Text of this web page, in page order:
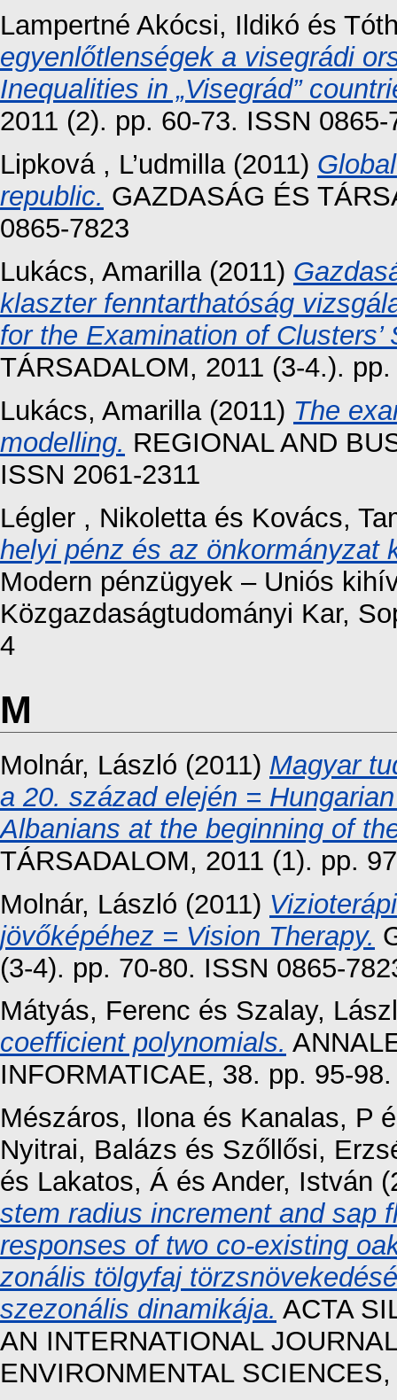
Lampertné Akócsi, Ildikó és
egyenlőtlenségek a visegrádi
Inequalities in „Visegrád”
2011 (2). pp. 60-73. ISSN 0865-
Lipková , L’udmilla(2011)
republic. GAZDASÁG ÉS
0865-7823
Lukács, Amarilla(2011)
klaszter fenntarthatóság
for the Examination of Clusters’
TÁRSADALOM, 2011 (3-4.).
Lukács, Amarilla(2011) The
modelling. REGIONAL AND
ISSN 2061-2311
Légler , Nikolettaés Kovács,
helyi pénz és az önkormányzat
Modern pénzügyek – Uniós
Közgazdaságtudományi Kar,
4
M
Molnár, László (2011) Magyar
a 20. század elején =
Albanians at the beginning of
TÁRSADALOM, 2011 (1). pp.
Molnár, László (2011)
jövőképéhez = Vision Therapy.
(3-4). pp. 70-80. ISSN 0865-
Mátyás, Ferenc és Szalay,
coefficient polynomials.
INFORMATICAE, 38. pp. 95-
Mészáros, Ilonaés Kanalas, P
Nyitrai, Balázs és Szőllősi,
és Lakatos, Á és Ander, István
stem radius increment and sap
responses of two co-existing
zonális tölgyfaj
szezonális dinamikája. ACTA
AN INTERNATIONAL
ENVIRONMENTAL